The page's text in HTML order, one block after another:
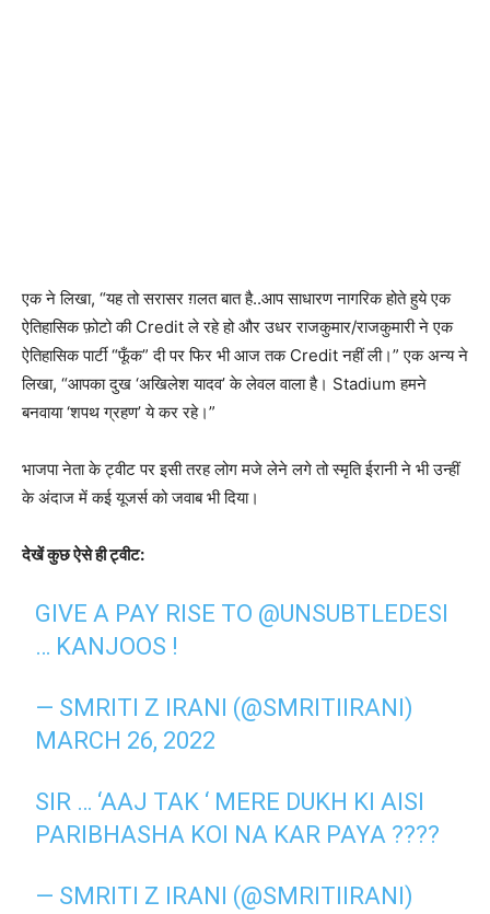
एक ने लिखा, “यह तो सरासर ग़लत बात है..आप साधारण नागरिक होते हुये एक
ऐतिहासिक फ़ोटो की Credit ले रहे हो और उधर राजकुमार/राजकुमारी ने एक
ऐतिहासिक पार्टी “फूँक” दी पर फिर भी आज तक Credit नहीं ली।” एक अन्य ने
लिखा, “आपका दुख ‘अखिलेश यादव’ के लेवल वाला है। Stadium हमने
बनवाया ‘शपथ ग्रहण’ ये कर रहे।”
भाजपा नेता के ट्वीट पर इसी तरह लोग मजे लेने लगे तो स्मृति ईरानी ने भी उन्हीं
के अंदाज में कई यूजर्स को जवाब भी दिया।
देखें कुछ ऐसे ही ट्वीट:
GIVE A PAY RISE TO @UNSUBTLEDESI
… KANJOOS !
— SMRITI Z IRANI (@SMRITIIRANI)
MARCH 26, 2022
SIR … ‘AAJ TAK ‘ MERE DUKH KI AISI
PARIBHASHA KOI NA KAR PAYA ????
— SMRITI Z IRANI (@SMRITIIRANI)